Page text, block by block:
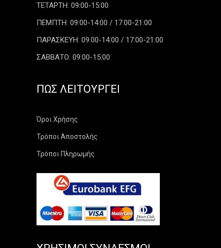
ΤΕΤΑΡΤΗ: 09:00-15:00
ΠΕΜΠΤΗ: 09:00-14:00 / 17:00-21:00
ΠΑΡΑΣΚΕΥΗ: 09:00-14:00 / 17:00-21:00
ΣΑΒΒΑΤΟ: 09:00-15:00
ΠΏΣ ΛΕΙΤΟΥΡΓΕΊ
Όροι Χρήσης
Τρόποι Αποστολής
Τρόποι Πληρωμής